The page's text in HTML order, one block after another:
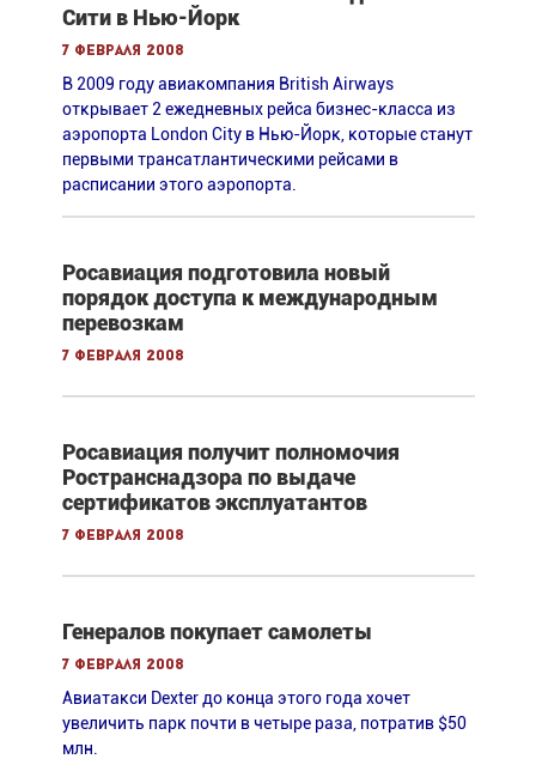
Сити в Нью-Йорк
7 февраля 2008
В 2009 году авиакомпания British Airways
открывает 2 ежедневных рейса бизнес-класса из
аэропорта London City в Нью-Йорк, которые станут
первыми трансатлантическими рейсами в
расписании этого аэропорта.
Росавиация подготовила новый
порядок доступа к международным
перевозкам
7 февраля 2008
Росавиация получит полномочия
Ространснадзора по выдаче
сертификатов эксплуатантов
7 февраля 2008
Генералов покупает самолеты
7 февраля 2008
Авиатакси Dexter до конца этого года хочет
увеличить парк почти в четыре раза, потратив $50
млн.